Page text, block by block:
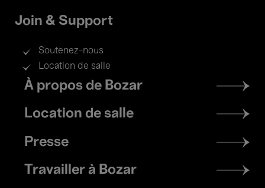
Join & Support
Soutenez-nous
Location de salle
Footer
menu
À propos de Bozar
Location de salle
Presse
Travailler à Bozar